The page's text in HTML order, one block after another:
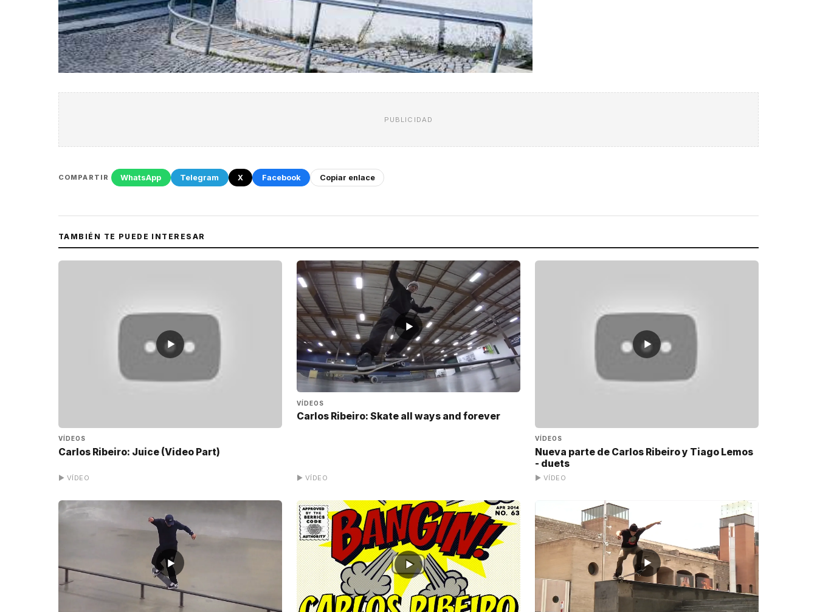
PUBLICIDAD
COMPARTIR WhatsApp Telegram X Facebook Copiar enlace
TAMBIÉN TE PUEDE INTERESAR
▶
VÍDEOS
Carlos Ribeiro: Juice (Video Part)
▶ VÍDEO
▶
VÍDEOS
Carlos Ribeiro: Skate all ways and forever
▶ VÍDEO
▶
VÍDEOS
Nueva parte de Carlos Ribeiro y Tiago Lemos
- duets
▶ VÍDEO
▶ ▶ ▶